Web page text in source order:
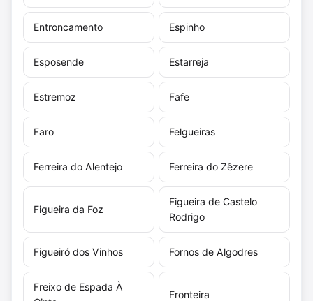
Entroncamento Espinho
Esposende Estarreja
Estremoz Fafe
Faro Felgueiras
Ferreira do Alentejo Ferreira do Zêzere
Figueira da Foz
Figueira de Castelo
Rodrigo
Figueiró dos Vinhos Fornos de Algodres
Freixo de Espada À
Fronteira